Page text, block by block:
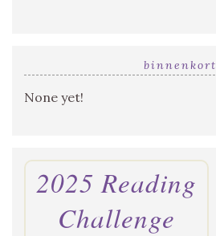
binnenkort
None yet!
2025 Reading
Challenge